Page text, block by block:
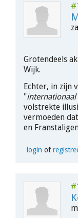
Grotendeels
Wijk.
Echter, in zijn
"internationaal
volstrekte
vermoeden
en
login of